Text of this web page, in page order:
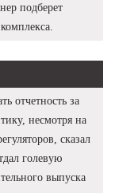
подберет
отчетность за
несмотря на
сказал
голевую
выпуска